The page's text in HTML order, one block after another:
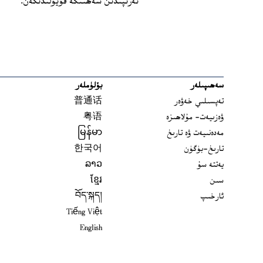
سەھىپىلەر
تەپسىلىي خەۋەر
ۋەزىيەت- مۇلاھىزە
مەدەنىيەت ۋە تارىخ
تارىخ-بۈگۈن
يەتتە سۇ
سىن
ئارخىپ
بۆلۈملەر
普通话
粤语
မြန်မာ
한국어
ລາວ
ខ្មែរ
བོད་སྐད།
Tiếng Việt
English